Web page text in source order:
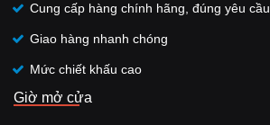
Cung cấp hàng chính hãng, đúng yêu cầu
Giao hàng nhanh chóng
Mức chiết khấu cao
Giờ mở cửa